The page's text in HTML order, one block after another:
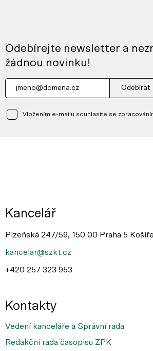
Odebírejte newsletter a
žádnou novinku!
Odebírat
Vložením e-mailu souhlasíte se
Kancelář
Plzeňská 247/59, 150 00 Praha 5 Košíře
kancelar@szkt.cz
+420 257 323 953
Kontakty
Vedení kanceláře a Správní rada
Redakční rada časopisu ZPK